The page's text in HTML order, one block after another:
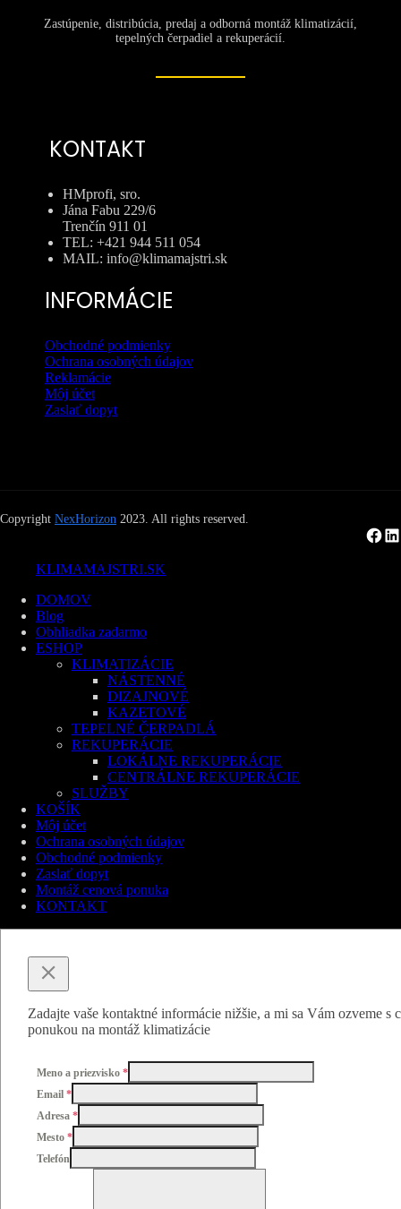
Zastúpenie, distribúcia, predaj a odborná montáž klimatizácií,
tepelných čerpadiel a rekuperácií.
KONTAKT
HMprofi, sro.
Jána Fabu 229/6
Trenčín 911 01
TEL: +421 944 511 054
MAIL: info@klimamajstri.sk
INFORMÁCIE
Obchodné podmienky
Ochrana osobných údajov
Reklamácie
Môj účet
Zaslať dopyt
Copyright NexHorizon 2023. All rights reserved.
Facebook LinkedIn
KLIMAMAJSTRI.SK
DOMOV
Blog
Obhliadka zadarmo
ESHOP
KLIMATIZÁCIE
NÁSTENNÉ
DIZAJNOVÉ
KAZETOVÉ
TEPELNÉ ČERPADLÁ
REKUPERÁCIE
LOKÁLNE REKUPERÁCIE
CENTRÁLNE REKUPERÁCIE
SLUŽBY
KOŠÍK
Môj účet
Ochrana osobných údajov
Obchodné podmienky
Zaslať dopyt
Montáž cenová ponuka
KONTAKT
Zadajte vaše kontaktné informácie nižšie, a mi sa Vám ozveme s
ponukou na montáž klimatizácie
Meno a priezvisko *
Email *
Adresa *
Mesto *
Telefón